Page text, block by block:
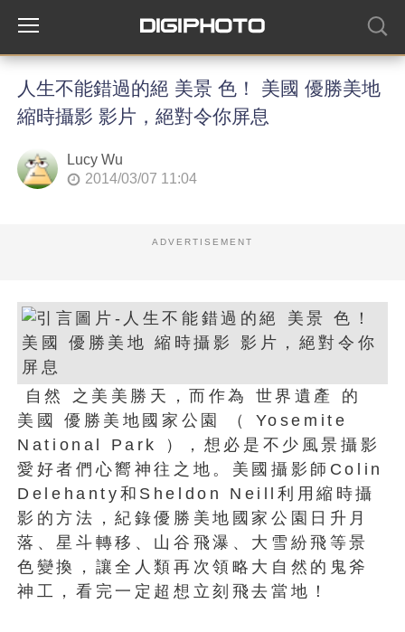
人生不能錯過的絕 美景 色！ 美國 優勝美地
縮時攝影 影片，絕對令你屏息
Lucy Wu
2014/03/07 11:04
ADVERTISEMENT
自然 之美美勝天，而作為 世界遺產 的
美國 優勝美地國家公園 （ Yosemite
National Park ），想必是不少風景攝影
愛好者們心嚮神往之地。美國攝影師Colin
Delehanty和Sheldon Neill利用縮時攝
影的方法，紀錄優勝美地國家公園日升月
落、星斗轉移、山谷飛瀑、大雪紛飛等景
色變換，讓全人類再次領略大自然的鬼斧
神工，看完一定超想立刻飛去當地！